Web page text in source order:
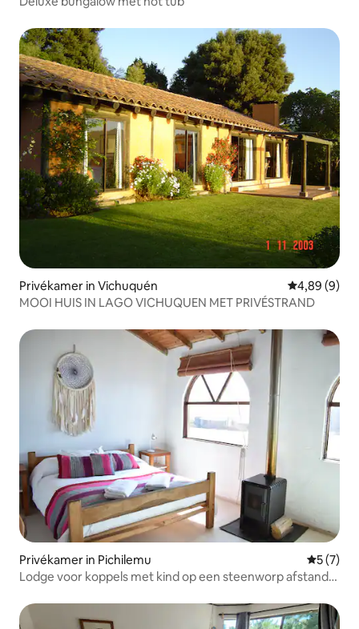
Privékamer in Vichuquén Gemiddelde
4,89 (9)
MOOI HUIS IN LAGO VICHUQUEN MET PRIVÉSTRAND
Privékamer in Pichilemu
5 (7)
Lodge voor koppels met kind op een steenworp afstand